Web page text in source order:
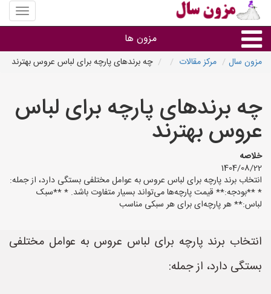
منوی
سایت
سال
مزون ها
استان ها
مزون سال مرکز مقالات چه برندهای پارچه برای لباس عروس بهترند
چه برندهای پارچه برای لباس
عروس بهترند
خلاصه
1404/08/22
انتخاب برند پارچه برای لباس عروس به عوامل مختلفی بستگی دارد، از جمله:
* **بودجه:** قیمت پارچه‌ها می‌تواند بسیار متفاوت باشد. * **سبک
لباس:** هر پارچه‌ای برای هر سبکی مناسب
انتخاب برند پارچه برای لباس عروس به عوامل مختلفی
بستگی دارد، از جمله: